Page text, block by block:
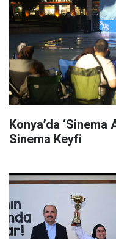
Konya’da ‘Sinema
Sinema Keyfi